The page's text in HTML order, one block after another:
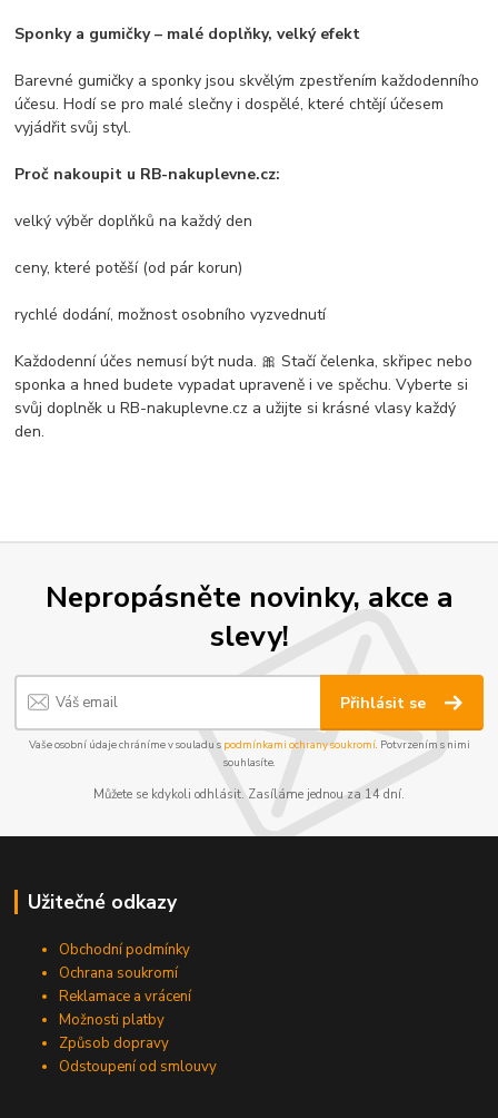
Sponky a gumičky – malé doplňky, velký efekt
Barevné gumičky a sponky jsou skvělým zpestřením každodenního
účesu. Hodí se pro malé slečny i dospělé, které chtějí účesem
vyjádřit svůj styl.
Proč nakoupit u RB-nakuplevne.cz:
velký výběr doplňků na každý den
ceny, které potěší (od pár korun)
rychlé dodání, možnost osobního vyzvednutí
Každodenní účes nemusí být nuda. 🎀 Stačí čelenka, skřipec nebo
sponka a hned budete vypadat upraveně i ve spěchu. Vyberte si
svůj doplněk u RB-nakuplevne.cz a užijte si krásné vlasy každý
den.
Nepropásněte novinky, akce a
slevy!
Přihlásit se
Vaše osobní údaje chráníme v souladu s podmínkami ochrany soukromí. Potvrzením s nimi
souhlasíte.
Můžete se kdykoli odhlásit. Zasíláme jednou za 14 dní.
Užitečné odkazy
Obchodní podmínky
Ochrana soukromí
Reklamace a vrácení
Možnosti platby
Způsob dopravy
Odstoupení od smlouvy